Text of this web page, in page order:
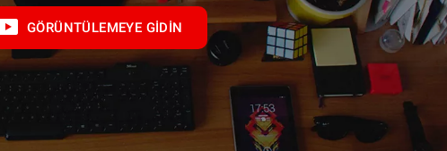
GÖRÜNTÜLEMEYE GIDIN